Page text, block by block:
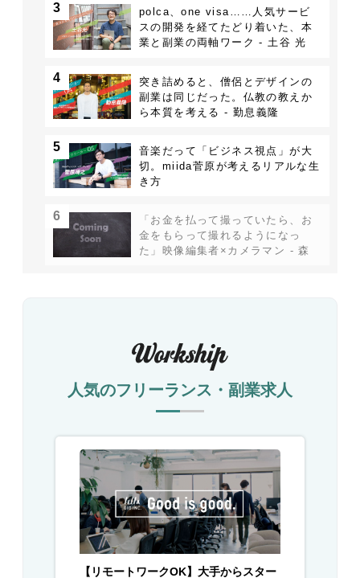
3
polca、one visa……人気サービ
スの開発を経てたどり着いた、本
業と副業の両軸ワーク - 土谷 光
4
突き詰めると、僧侶とデザインの
副業は同じだった。仏教の教えか
ら本質を考える - 勤息義隆
5
音楽だって「ビジネス視点」が大
切。miida菅原が考えるリアルな生
き方
6
「お金を払って撮っていたら、お
金をもらって撮れるようになっ
た」映像編集者×カメラマン - 森
人気のフリーランス・副業求人
【リモートワークOK】大手からスター